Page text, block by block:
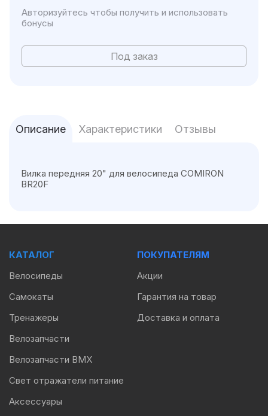
Авторизуйтесь чтобы получить и использовать
бонусы
Под заказ
Описание Характеристики Отзывы
Вилка передняя 20" для велосипеда COMIRON
BR20F
КАТАЛОГ
Велосипеды
Самокаты
Тренажеры
Велозапчасти
Велозапчасти BMX
Свет отражатели питание
Аксессуары
ПОКУПАТЕЛЯМ
Акции
Гарантия на товар
Доставка и оплата